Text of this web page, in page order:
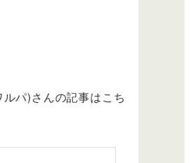
パ)さんの記事はこち